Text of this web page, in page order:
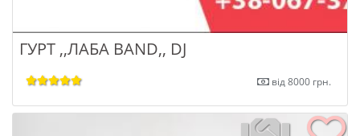
ГУРТ ,,ЛАБА BAND,, DJ
від 8000 грн.